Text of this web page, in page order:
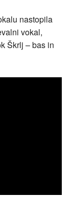
nastopila
vokal,
Škrlj – bas in